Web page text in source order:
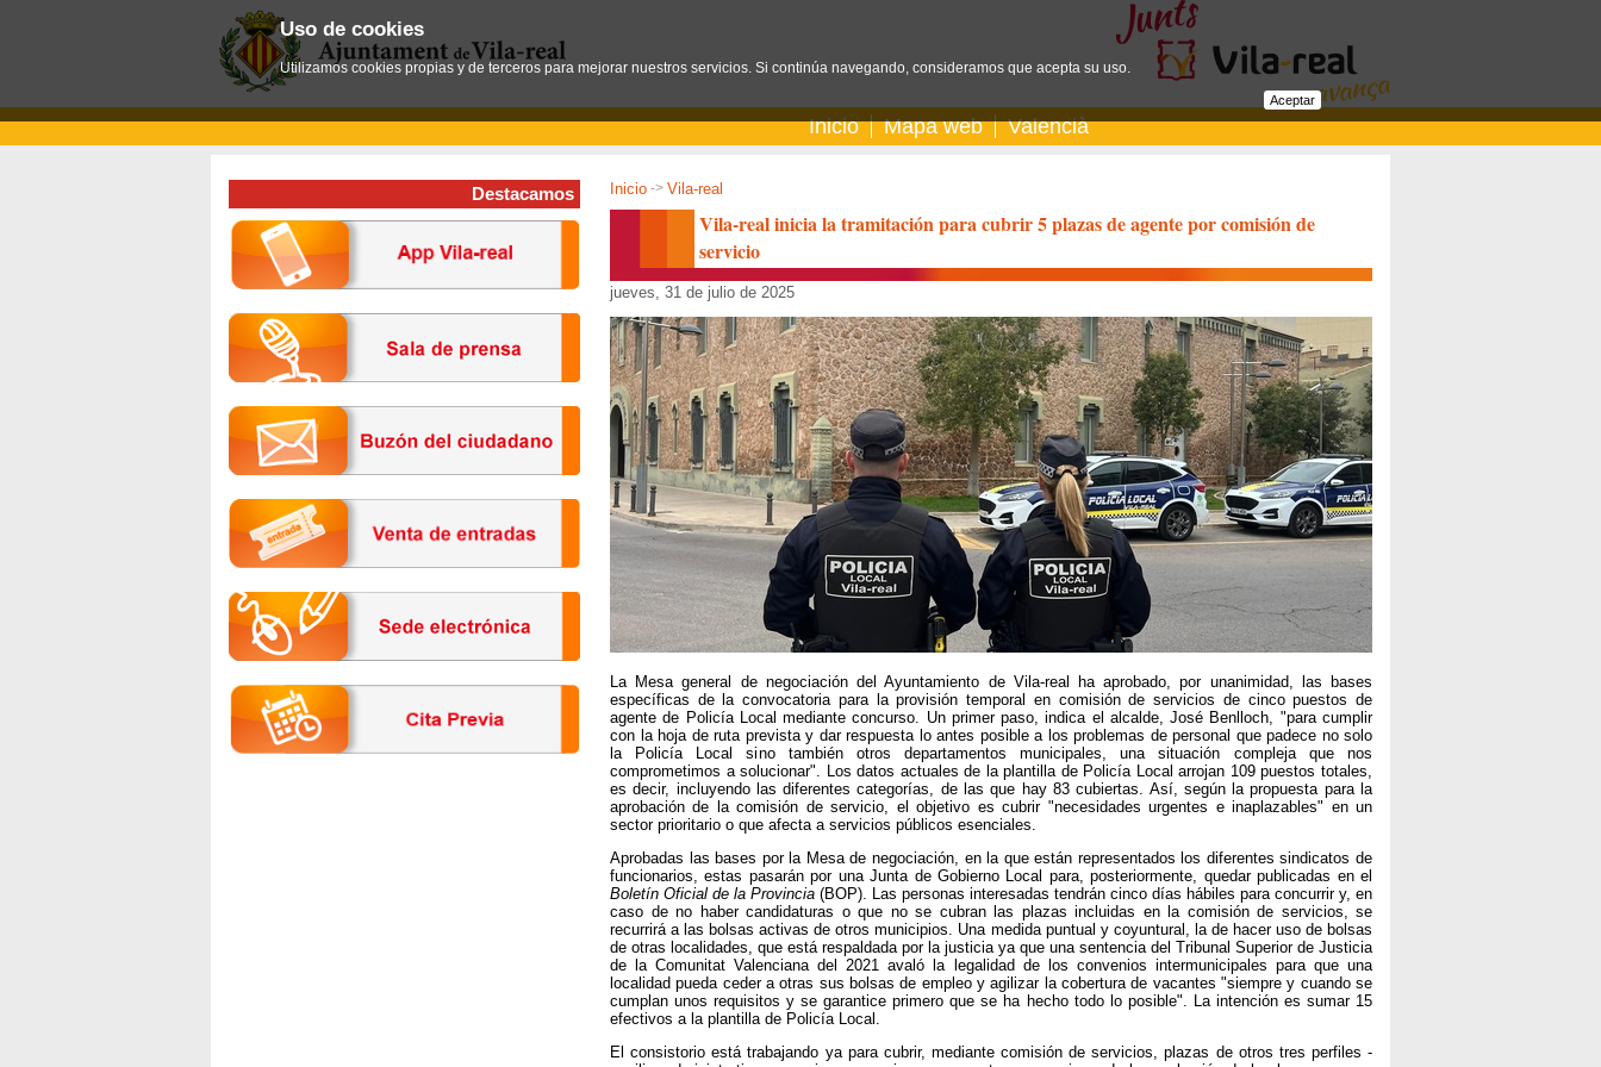
Inicio Mapa web Valencià
Inicio -> Vila-real
Vila-real inicia la tramitación para cubrir 5 plazas de agente por comisión de
servicio
jueves, 31 de julio de 2025
La Mesa general de negociación del Ayuntamiento de Vila-real ha aprobado, por unanimidad, las bases
específicas de la convocatoria para la provisión temporal en comisión de servicios de cinco puestos de
agente de Policía Local mediante concurso. Un primer paso, indica el alcalde, José Benlloch, "para cumplir
con la hoja de ruta prevista y dar respuesta lo antes posible a los problemas de personal que padece no solo
la Policía Local sino también otros departamentos municipales, una situación compleja que nos
comprometimos a solucionar". Los datos actuales de la plantilla de Policía Local arrojan 109 puestos totales,
es decir, incluyendo las diferentes categorías, de las que hay 83 cubiertas. Así, según la propuesta para la
aprobación de la comisión de servicio, el objetivo es cubrir "necesidades urgentes e inaplazables" en un
sector prioritario o que afecta a servicios públicos esenciales.
Aprobadas las bases por la Mesa de negociación, en la que están representados los diferentes sindicatos de
funcionarios, estas pasarán por una Junta de Gobierno Local para, posteriormente, quedar publicadas en el
Boletín Oficial de la Provincia (BOP). Las personas interesadas tendrán cinco días hábiles para concurrir y, en
caso de no haber candidaturas o que no se cubran las plazas incluidas en la comisión de servicios, se
recurrirá a las bolsas activas de otros municipios. Una medida puntual y coyuntural, la de hacer uso de bolsas
de otras localidades, que está respaldada por la justicia ya que una sentencia del Tribunal Superior de Justicia
de la Comunitat Valenciana del 2021 avaló la legalidad de los convenios intermunicipales para que una
localidad pueda ceder a otras sus bolsas de empleo y agilizar la cobertura de vacantes "siempre y cuando se
cumplan unos requisitos y se garantice primero que se ha hecho todo lo posible". La intención es sumar 15
efectivos a la plantilla de Policía Local.
El consistorio está trabajando ya para cubrir, mediante comisión de servicios, plazas de otros tres perfiles -
Destacamos
Uso de cookies
Utilizamos cookies propias y de terceros para mejorar nuestros servicios. Si continúa navegando, consideramos que acepta su uso.
Aceptar